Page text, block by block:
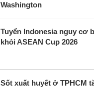
Washington
Tuyển Indonesia nguy cơ
khỏi ASEAN Cup 2026
Sốt xuất huyết ở TPHCM